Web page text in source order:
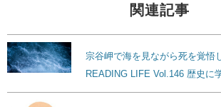
関連記事
宗谷岬で海を見ながら死を覚悟
READING LIFE Vol.146 歴史に